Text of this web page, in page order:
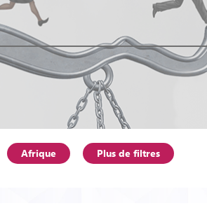
Afrique Plus de filtres